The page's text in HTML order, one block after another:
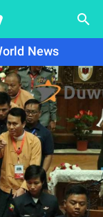
search
News